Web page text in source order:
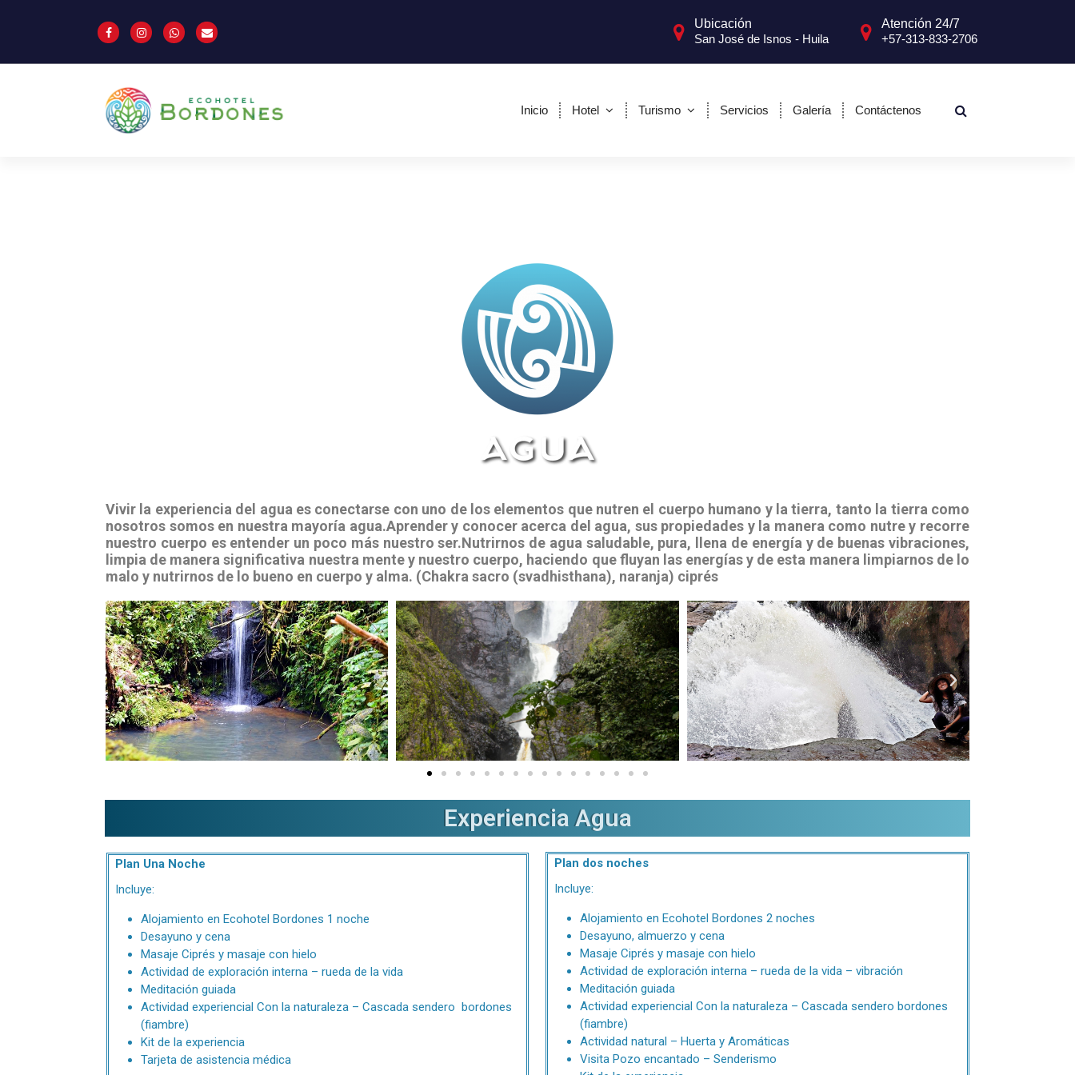
Ubicación
San José de Isnos - Huila
Atención 24/7
+57-313-833-2706
Inicio Hotel Turismo Servicios Galería Contáctenos
Vivir la experiencia del agua es conectarse con uno de los elementos que nutren el cuerpo humano y la tierra, tanto la tierra como
nosotros somos en nuestra mayoría agua.Aprender y conocer acerca del agua, sus propiedades y la manera como nutre y recorre
nuestro cuerpo es entender un poco más nuestro ser.Nutrirnos de agua saludable, pura, llena de energía y de buenas vibraciones,
limpia de manera significativa nuestra mente y nuestro cuerpo, haciendo que fluyan las energías y de esta manera limpiarnos de lo
malo y nutrirnos de lo bueno en cuerpo y alma. (Chakra sacro (svadhisthana), naranja) ciprés
Experiencia Agua
Plan Una Noche
Incluye:
Alojamiento en Ecohotel Bordones 1 noche
Desayuno y cena
Masaje Ciprés y masaje con hielo
Actividad de exploración interna – rueda de la vida
Meditación guiada
Actividad experiencial Con la naturaleza – Cascada sendero bordones
(fiambre)
Kit de la experiencia
Tarjeta de asistencia médica
Plan dos noches
Incluye:
Alojamiento en Ecohotel Bordones 2 noches
Desayuno, almuerzo y cena
Masaje Ciprés y masaje con hielo
Actividad de exploración interna – rueda de la vida – vibración
Meditación guiada
Actividad experiencial Con la naturaleza – Cascada sendero bordones
(fiambre)
Actividad natural – Huerta y Aromáticas
Visita Pozo encantado – Senderismo